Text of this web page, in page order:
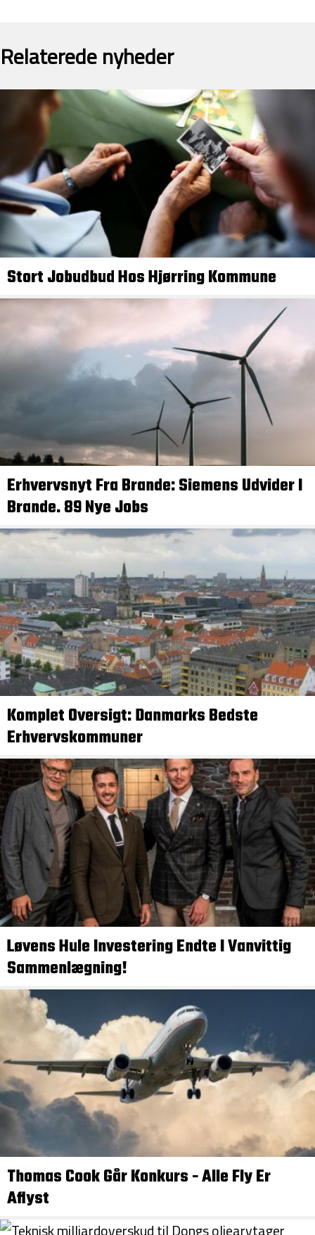
Relaterede nyheder
Stort Jobudbud Hos Hjørring Kommune
Erhvervsnyt Fra Brande: Siemens Udvider I
Brande. 89 Nye Jobs
Komplet Oversigt: Danmarks Bedste
Erhvervskommuner
Løvens Hule Investering Endte I Vanvittig
Sammenlægning!
Thomas Cook Går Konkurs - Alle Fly Er
Aflyst